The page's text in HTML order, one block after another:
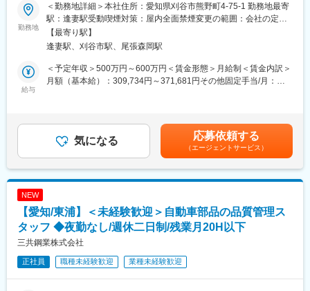
変更の範囲：会社の定める業務
＼魅力ポイント／
◎安定と挑戦、両方手に入る環境
・創業100年という地域からの確固たる信頼と、不動産管理事
業・ガス事業のストックビジネスを軸に安定した経営基盤がある
当社。
・同時に、20代若手経営者で、従来の枠にとらわれない挑戦や新
・不動産業界では珍しい年間休日120日、平均残業時間も月20時
間程度と、プライベートとの両立ができる働きやすい環境です。
■業務内容：
・総合不動産会社の当社にて積算業務の効率化とコスト管理の強
化を推進いただきます。
・営業・設計・購買・施工と連携しながら、商品開発におけるコ
スト戦略を立案・実行し、当社の建築事業を利益面から支える中
核人材をお任せします。
・コスト戦略・改善：目標原価の設定、VE提案、コストシミュレ
ーションを通じてコストダウン・標準化を推進。
・実行予算の分析：実行予算の結果を振り返り、設計単価や標準
勉強会による担当者育成。
・業務効率化：テンプレート化や数量連動などの仕組み作りを通
じ、業務の見える化・効率化を推進。
＼魅力ポイント／
勤務地
＜勤務地詳細＞本社住所：愛知県刈谷市熊野町4-75-1 勤務地最寄
駅：逢妻駅受動喫煙対策：屋内全面禁煙変更の範囲：会社の定め
る事業所
【最寄り駅】
逢妻駅、刈谷市駅、尾張森岡駅
給与
＜予定年収＞500万円～600万円＜賃金形態＞月給制＜賃金内訳＞
月額（基本給）：309,734円～371,681円その他固定手当/月：
月・12月）※過去実績賃金はあくまでも目安の金額であり、選考
を通じて上下する可能性があります。月給(月額)は固定手当を含め
気になる 応募依頼する
（エージェントサービス）
NEW
【愛知/東浦】＜未経験歓迎＞自動車部品の品質管理ス
タッフ ◆夜勤なし/週休二日制/残業月20H以下
三共鋼業株式会社
正社員 職種未経験歓迎 業種未経験歓迎